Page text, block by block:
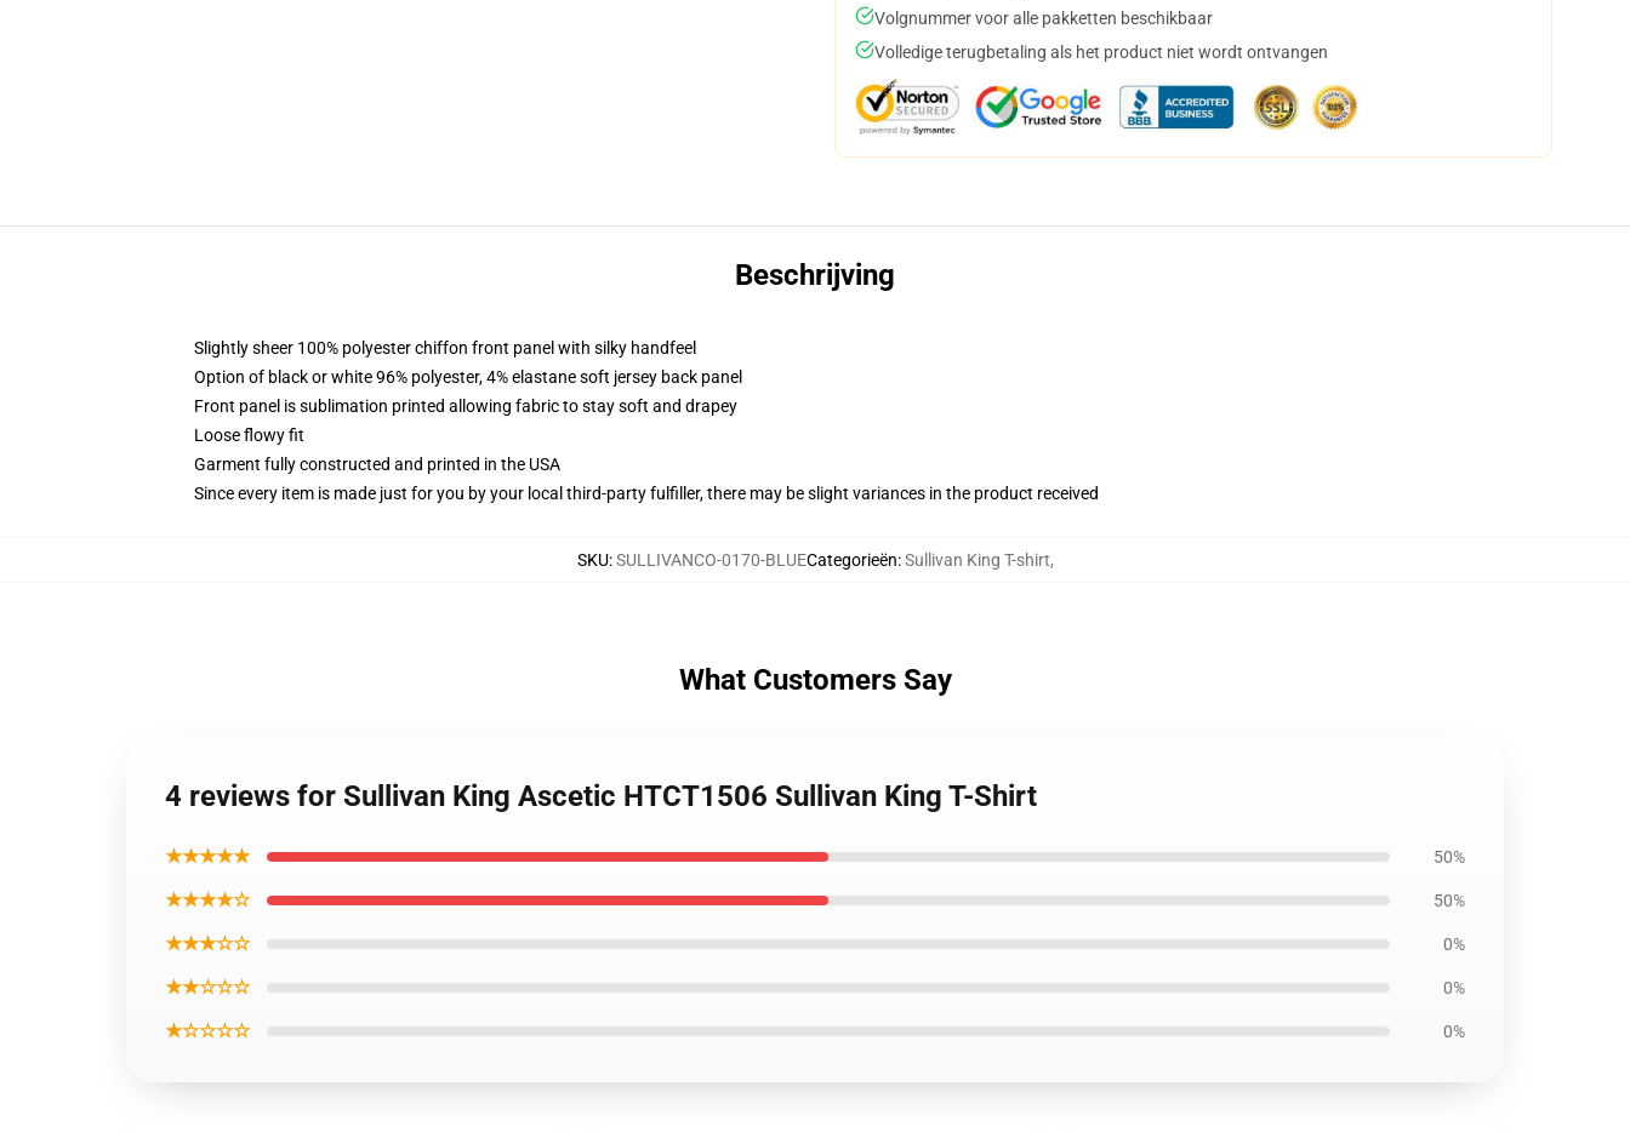
Volgnummer voor alle pakketten beschikbaar
Volledige terugbetaling als het product niet wordt ontvangen
Beschrijving
Slightly sheer 100% polyester chiffon front panel with silky handfeel
Option of black or white 96% polyester, 4% elastane soft jersey back panel
Front panel is sublimation printed allowing fabric to stay soft and drapey
Loose flowy fit
Garment fully constructed and printed in the USA
Since every item is made just for you by your local third-party fulfiller, there may be slight variances in the product received
SKU:SULLIVANCO-0170-BLUECategorieën:Sullivan King T-shirt,
What Customers Say
4 reviews for Sullivan King Ascetic HTCT1506 Sullivan King T-Shirt
★★★★★ 50%
★★★★☆ 50%
★★★☆☆ 0%
★★☆☆☆ 0%
★☆☆☆☆ 0%